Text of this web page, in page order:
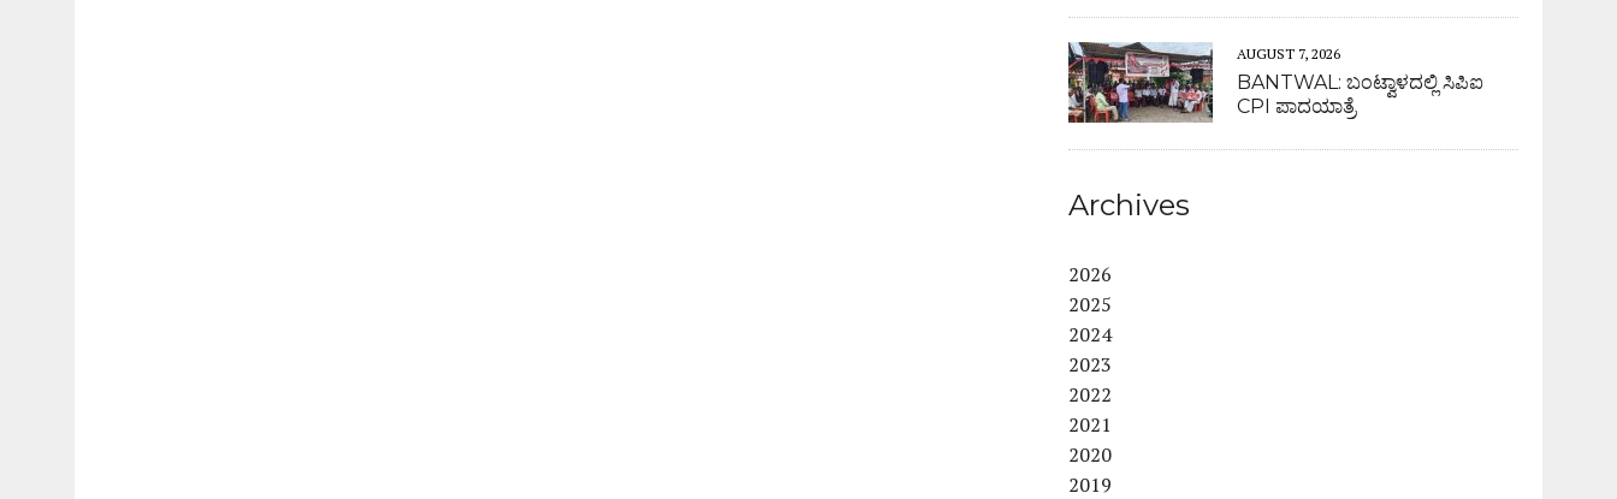
AUGUST 7, 2026
BANTWAL: ಬಂಟ್ವಾಳದಲ್ಲಿ ಸಿಪಿಐ
CPI ಪಾದಯಾತ್ರೆ
Archives
2026
2025
2024
2023
2022
2021
2020
2019